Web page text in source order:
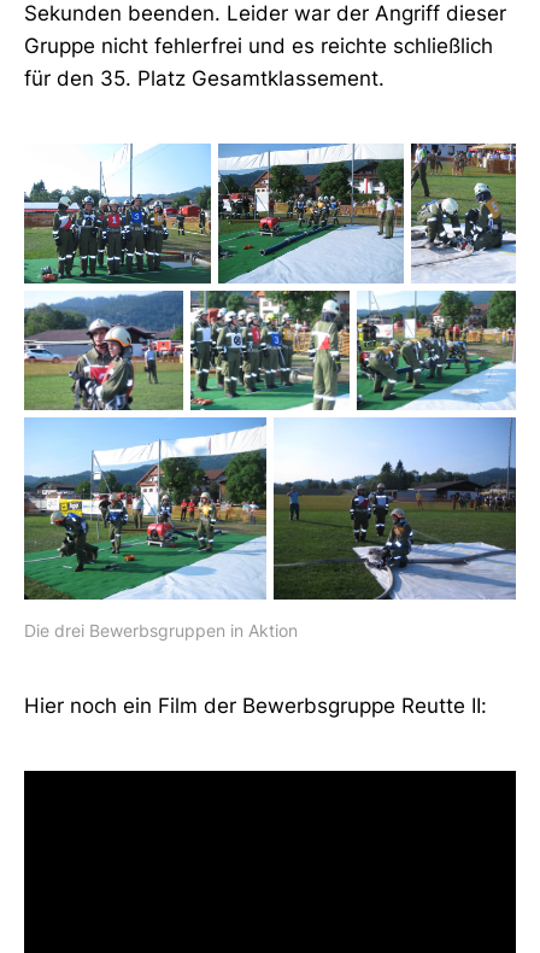
Sekunden beenden. Leider war der Angriff dieser
Gruppe nicht fehlerfrei und es reichte schließlich
für den 35. Platz Gesamtklassement.
Die drei Bewerbsgruppen in Aktion
Hier noch ein Film der Bewerbsgruppe Reutte II: